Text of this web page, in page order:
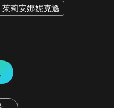
茱莉安娜妮克遜